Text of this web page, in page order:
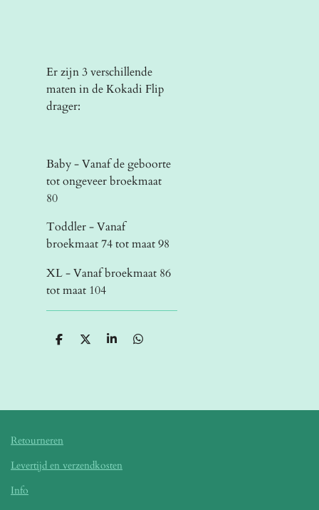
Er zijn 3 verschillende
maten in de Kokadi Flip
drager:
Baby - Vanaf de geboorte
tot ongeveer broekmaat
80
Toddler - Vanaf
broekmaat 74 tot maat 98
XL - Vanaf broekmaat 86
tot maat 104
D
D
S
D
Retourneren
Levertijd en verzendkosten
Info